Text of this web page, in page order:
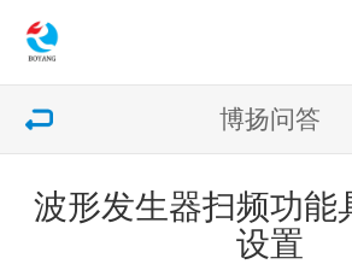
博扬问答
波形发生器扫频功能
设置